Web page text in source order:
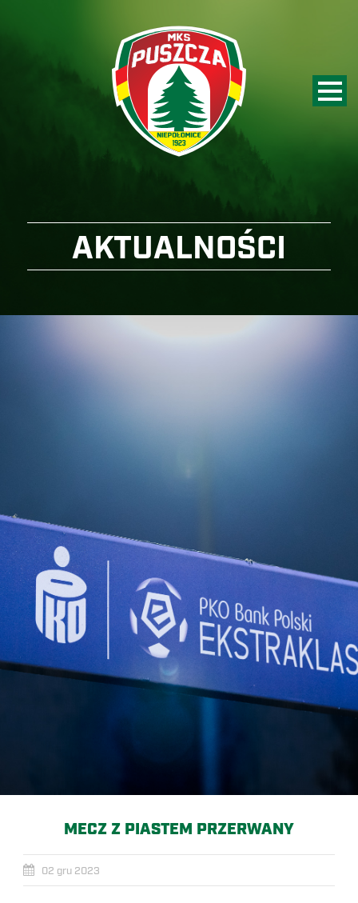
AKTUALNOŚCI
MECZ Z PIASTEM PRZERWANY
02 gru 2023